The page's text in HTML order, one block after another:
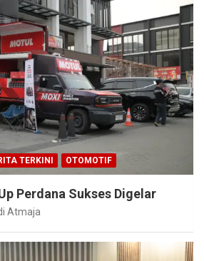
TERKINI OTOMOTIF
Perdana Sukses Digelar
Atmaja